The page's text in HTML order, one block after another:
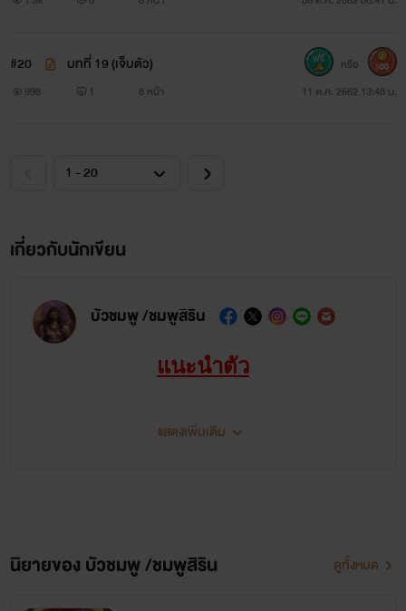
"พะย่ะค่ะ"
เขาเอ่ยเสียงกร้าว แม้จะเป็นเช่นนี้บ่อยแต่เขาก็ไม่ชินเสียที
ลูกชายคนนี้มันหัวดื้อยิ่งนัก เชคฮ บราฮิม อัล ฟารี เดินเอามือไขว้
เสียงเคาะประตูก่อนจะตามด้วยหญิงวัยกลางคน แม้เธอจะอายุ
กาแฟไปวางไว้บนโต๊ะ ก่อนจะเดินเข้าไปหาผู้เป็นสามี
"เป็นอะไรคะ หน้าเครียดเชียว"
"อีกแล้วหรอคะ ยังไม่ชินอีกหรือ"
ที่เย็นชาที่สุดเช่นกัน แม้เหมันต์จะไม่ชอบเธอ แต่เธอก็รักเขา
#20 บทที่ 19 (เจ็บตัว)
998 1 8 หน้า 11 ต.ค. 2562 13:48 น.
หรือ 300
เกี่ยวกับนักเขียน
บัวชมพู /ชมพูสิริน
แนะนำตัว
แสดงเพิ่มเติม
นิยายของ บัวชมพู /ชมพูสิริน ดูทั้งหมด